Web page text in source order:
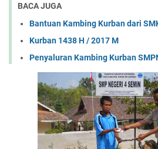
BACA JUGA
Bantuan Kambing Kurban dari
Kurban 1438 H / 2017 M
Penyaluran Kambing Kurban